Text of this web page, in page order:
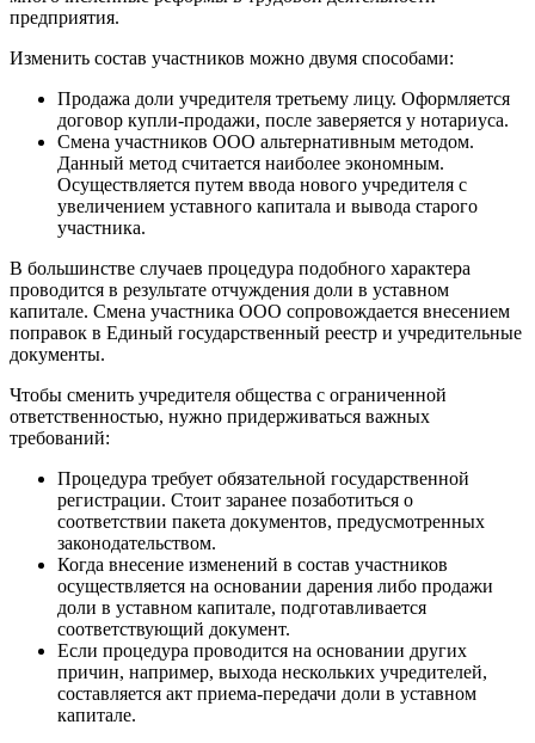
предприятия.
Изменить состав участников можно двумя способами:
Продажа доли учредителя третьему лицу. Оформляется
договор купли-продажи, после заверяется у нотариуса.
Смена участников ООО альтернативным методом.
Данный метод считается наиболее экономным.
Осуществляется путем ввода нового учредителя с
увеличением уставного капитала и вывода старого
участника.
В большинстве случаев процедура подобного характера
проводится в результате отчуждения доли в уставном
капитале. Смена участника ООО сопровождается внесением
поправок в Единый государственный реестр и учредительные
документы.
Чтобы сменить учредителя общества с ограниченной
ответственностью, нужно придерживаться важных
требований:
Процедура требует обязательной государственной
регистрации. Стоит заранее позаботиться о
соответствии пакета документов, предусмотренных
законодательством.
Когда внесение изменений в состав участников
осуществляется на основании дарения либо продажи
доли в уставном капитале, подготавливается
соответствующий документ.
Если процедура проводится на основании других
причин, например, выхода нескольких учредителей,
составляется акт приема-передачи доли в уставном
капитале.